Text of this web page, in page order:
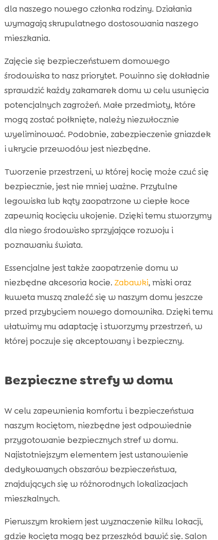
dla naszego nowego członka rodziny. Działania
wymagają skrupulatnego dostosowania naszego
mieszkania.
Zajęcie się bezpieczeństwem domowego
środowiska to nasz priorytet. Powinno się dokładnie
sprawdzić każdy zakamarek domu w celu usunięcia
potencjalnych zagrożeń. Małe przedmioty, które
mogą zostać połknięte, należy niezwłocznie
wyeliminować. Podobnie, zabezpieczenie gniazdek
i ukrycie przewodów jest niezbędne.
Tworzenie przestrzeni, w której kocię może czuć się
bezpiecznie, jest nie mniej ważne. Przytulne
legowiska lub kąty zaopatrzone w ciepłe koce
zapewnią kocięciu ukojenie. Dzięki temu stworzymy
dla niego środowisko sprzyjające rozwoju i
poznawaniu świata.
Essencjalne jest także zaopatrzenie domu w
niezbędne akcesoria kocie. Zabawki, miski oraz
kuweta muszą znaleźć się w naszym domu jeszcze
przed przybyciem nowego domownika. Dzięki temu
ułatwimy mu adaptację i stworzymy przestrzeń, w
której poczuje się akceptowany i bezpieczny.
Bezpieczne strefy w domu
W celu zapewnienia komfortu i bezpieczeństwa
naszym kociętom, niezbędne jest odpowiednie
przygotowanie bezpiecznych stref w domu.
Najistotniejszym elementem jest ustanowienie
dedykowanych obszarów bezpieczeństwa,
znajdujących się w różnorodnych lokalizacjach
mieszkalnych.
Pierwszym krokiem jest wyznaczenie kilku lokacji,
gdzie kocięta mogą bez przeszkód bawić się. Salon